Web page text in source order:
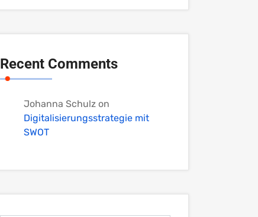
Recent Comments
Johanna Schulz on
Digitalisierungsstrategie mit
SWOT